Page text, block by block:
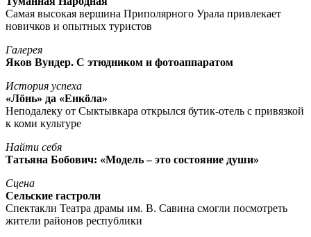
Самая высокая вершина Приполярного Урала привлекает
новичков и опытных туристов
Галерея
Яков Вундер. С этюдником и фотоаппаратом
История успеха
«Лöнь» да «Енкöла»
Неподалеку от Сыктывкара открылся бутик-отель с привязкой
к коми культуре
Найти себя
Татьяна Бобович: «Модель – это состояние души»
Сцена
Сельские гастроли
Спектакли Театра драмы им. В. Савина смогли посмотреть
жители районов республики